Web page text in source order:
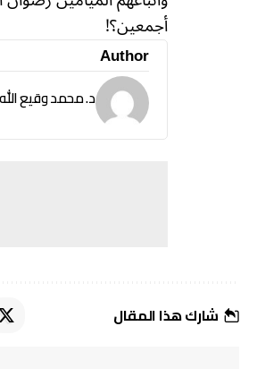
أجمعين؟!
Author
د. محمد وقيع الله
شارك هذا المقال